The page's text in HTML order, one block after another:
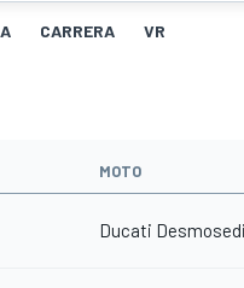
CARRERA VR
MOTO
Ducati